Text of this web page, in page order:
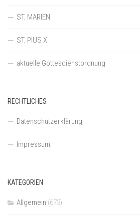
ST. MARIEN
ST. PIUS X.
aktuelle Gottesdienstordnung
RECHTLICHES
Datenschutzerklärung
Impressum
KATEGORIEN
Allgemein (673)